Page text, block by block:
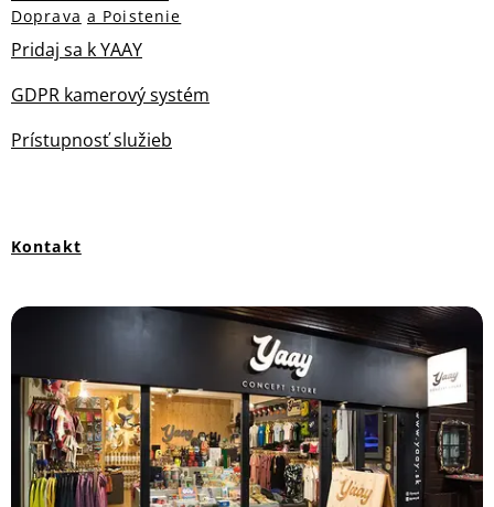
Doprava a Poistenie
Pridaj sa k YAAY
GDPR kamerový systém
Prístupnosť služieb
Kontakt